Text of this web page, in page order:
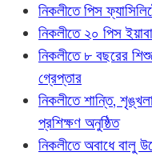
নিকলীতে পিস
নিকলীতে ২০ পিস
নিকলীতে ৮ বছরের
গ্রেপ্তার
নিকলীতে শান্তি,
প্রশিক্ষণ অনুষ্ঠিত
নিকলীতে অবাধে বালু